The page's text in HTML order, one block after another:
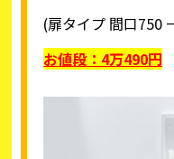
(扉タイプ 間口750
お値段：4万490円